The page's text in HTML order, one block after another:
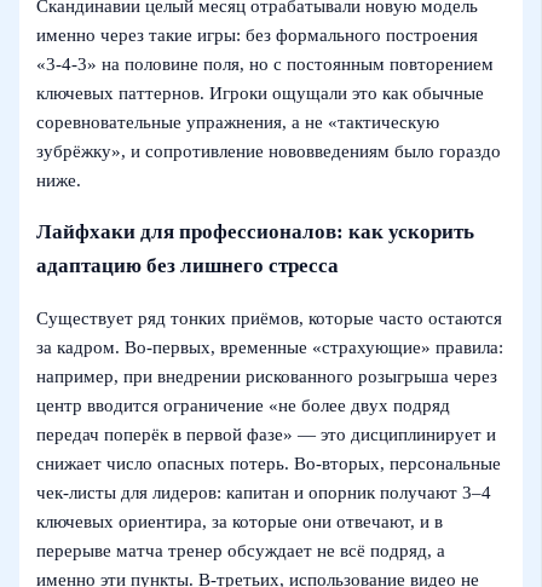
Скандинавии целый месяц отрабатывали новую модель
именно через такие игры: без формального построения
«3-4-3» на половине поля, но с постоянным повторением
ключевых паттернов. Игроки ощущали это как обычные
соревновательные упражнения, а не «тактическую
зубрёжку», и сопротивление нововведениям было гораздо
ниже.
Лайфхаки для профессионалов: как ускорить
адаптацию без лишнего стресса
Существует ряд тонких приёмов, которые часто остаются
за кадром. Во-первых, временные «страхующие» правила:
например, при внедрении рискованного розыгрыша через
центр вводится ограничение «не более двух подряд
передач поперёк в первой фазе» — это дисциплинирует и
снижает число опасных потерь. Во-вторых, персональные
чек-листы для лидеров: капитан и опорник получают 3–4
ключевых ориентира, за которые они отвечают, и в
перерыве матча тренер обсуждает не всё подряд, а
именно эти пункты. В-третьих, использование видео не